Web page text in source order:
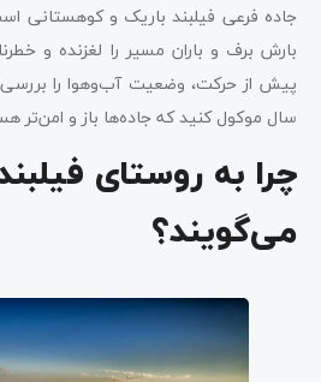
جاده فرعی فیلبند باریک و کوهستانی
بارش برف و باران مسیر را لغزنده و
پیش از حرکت، وضعیت آب‌وهوا را بررسی
سال موکول کنید که جاده‌ها باز و امن‌تر
چرا به روستای
می‌گویند؟